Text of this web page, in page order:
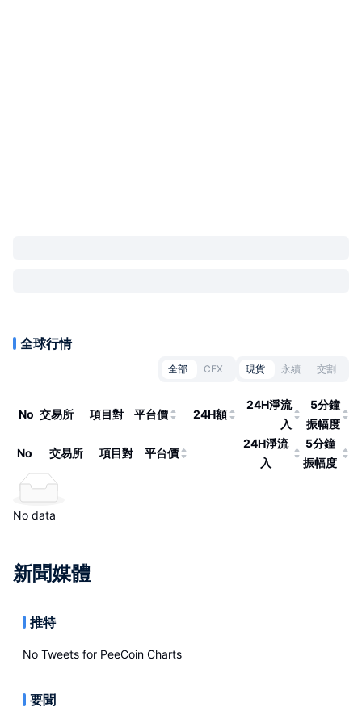
全球行情
全部 CEX 現貨 永續 交割
No 交易所 項目對 平台價 24H額
24H淨流
入
5分鐘
振幅度
No 交易所 項目對 平台價
24H淨流
入
5分鐘
振幅度
No data
新聞媒體
推特
No Tweets for PeeCoin Charts
要聞